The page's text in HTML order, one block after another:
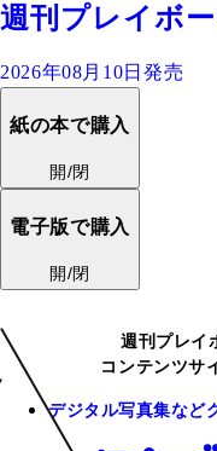
週刊プレイボ
2026年08月10日発売
紙の本で購入
開/閉
電子版で購入
開/閉
週刊プレイ
コンテンツサ
デジタル写真集など